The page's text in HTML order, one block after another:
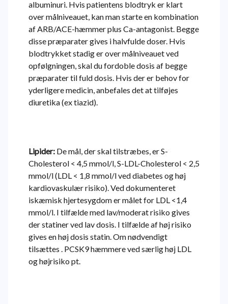
albuminuri. Hvis patientens blodtryk er klart
over målniveauet, kan man starte en kombination
af ARB/ACE-hæmmer plus Ca-antagonist. Begge
disse præparater gives i halvfulde doser. Hvis
blodtrykket stadig er over målniveauet ved
opfølgningen, skal du fordoble dosis af begge
præparater til fuld dosis. Hvis der er behov for
yderligere medicin, anbefales det at tilføjes
diuretika (ex tiazid).
Lipider: De mål, der skal tilstræbes, er S-
Cholesterol < 4,5 mmol/l, S-LDL-Cholesterol < 2,5
mmol/l (LDL < 1,8 mmol/l ved diabetes og høj
kardiovaskulær risiko). Ved dokumenteret
iskæmisk hjertesygdom er målet for LDL <1,4
mmol/l. I tilfælde med lav/moderat risiko gives
der statiner ved lav dosis. I tilfælde af høj risiko
gives en høj dosis statin. Om nødvendigt
tilsættes . PCSK9 hæmmere ved særlig høj LDL
og højrisiko pt.